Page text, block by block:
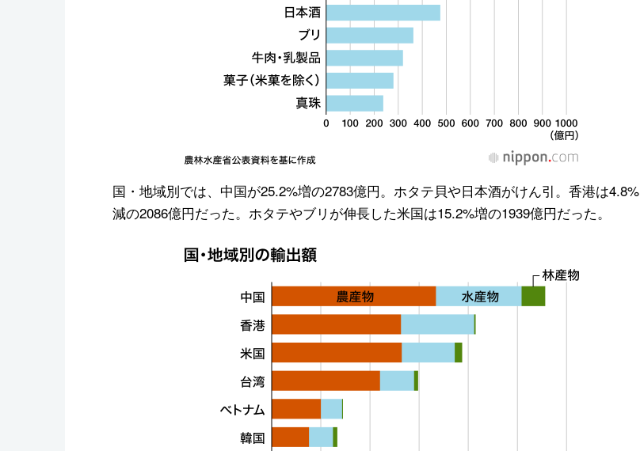
国・地域別では、中国が25.2%増の2783億円。ホタテ貝や日本酒がけん引。香港は4.8%
減の2086億円だった。ホタテやブリが伸長した米国は15.2%増の1939億円だった。